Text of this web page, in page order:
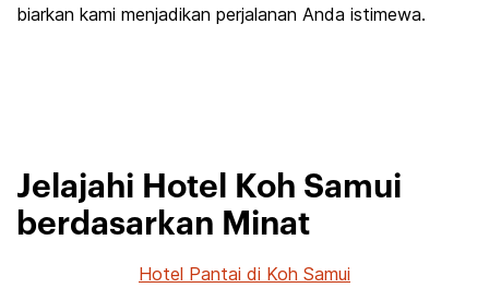
biarkan kami menjadikan perjalanan Anda istimewa.
Jelajahi Hotel Koh Samui
berdasarkan Minat
Hotel Pantai di Koh Samui